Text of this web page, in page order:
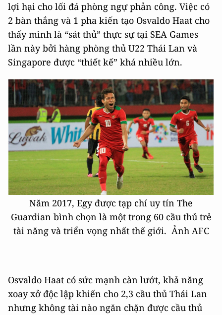
lợi hại cho lối đá phòng ngự phản công. Việc có
2 bàn thắng và 1 pha kiến tạo Osvaldo Haat cho
thấy mình là “sát thủ” thực sự tại SEA Games
lần này bởi hàng phòng thủ U22 Thái Lan và
Singapore được “thiết kế” khá nhiều lớn.
Năm 2017, Egy được tạp chí uy tín The
Guardian bình chọn là một trong 60 cầu thủ trẻ
tài năng và triển vọng nhất thế giới. Ảnh AFC
Osvaldo Haat có sức mạnh càn lướt, khả năng
xoay xở độc lập khiến cho 2,3 cầu thủ Thái Lan
nhưng không tài nào ngăn chặn được cầu thủ